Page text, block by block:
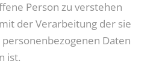
Person zu verstehen
der Verarbeitung der sie
Daten
ist.